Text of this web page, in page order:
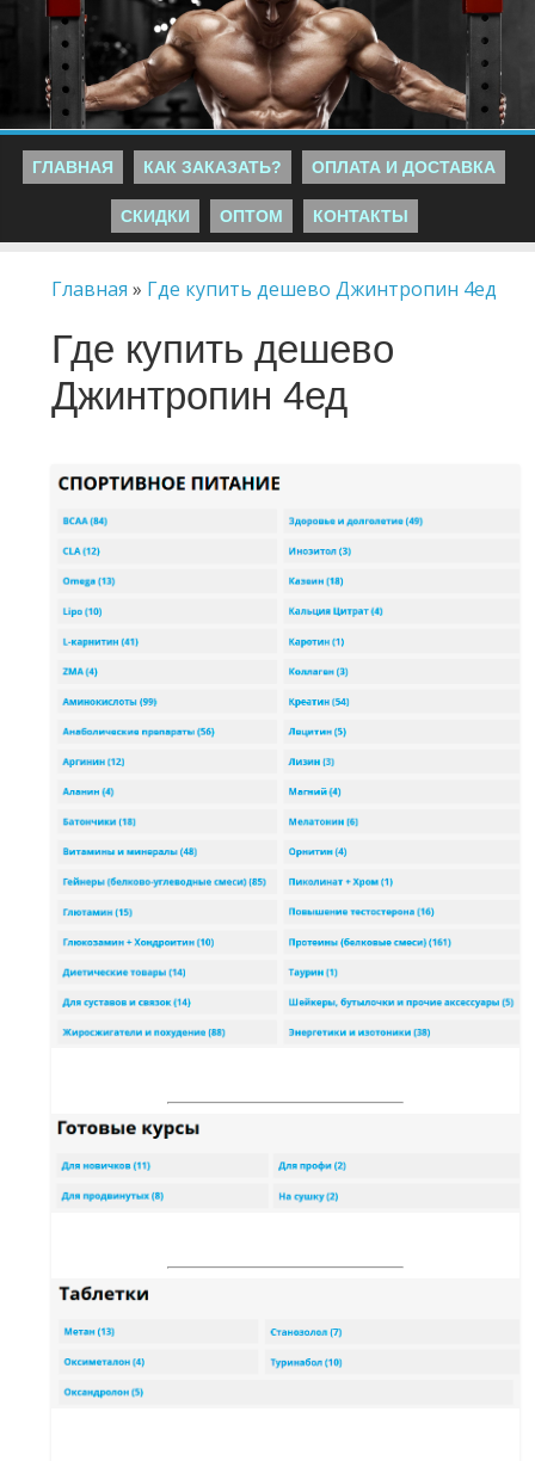
ГЛАВНАЯ КАК ЗАКАЗАТЬ? ОПЛАТА И ДОСТАВКА
СКИДКИ ОПТОМ КОНТАКТЫ
Главная » Где купить дешево Джинтропин 4ед
Где купить дешево
Джинтропин 4ед